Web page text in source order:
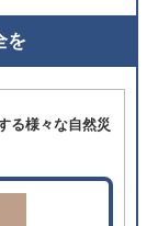
を
る様々な自然災